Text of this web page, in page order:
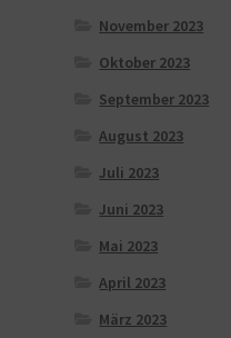
November 2023
Oktober 2023
September 2023
August 2023
Juli 2023
Juni 2023
Mai 2023
April 2023
März 2023